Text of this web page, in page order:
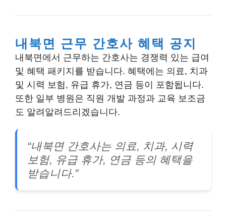
내북면 근무 간호사 혜택 공지
내북면에서 근무하는 간호사는 경쟁력 있는 급여
및 혜택 패키지를 받습니다. 혜택에는 의료, 치과
및 시력 보험, 유급 휴가, 연금 등이 포함됩니다.
또한 일부 병원은 직원 개발 과정과 교육 보조금
도 알려알려드리겠습니다.
“내북면 간호사는 의료, 치과, 시력
보험, 유급 휴가, 연금 등의 혜택을
받습니다.”